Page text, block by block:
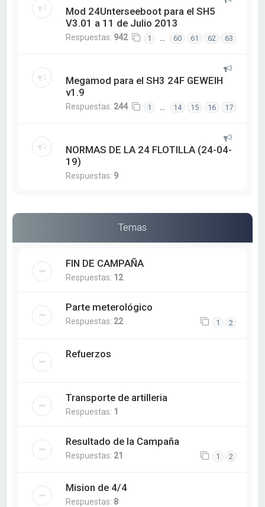
Mod 24Unterseeboot para el SH5
V3.01 a 11 de Julio 2013
Respuestas: 942 1 … 60 61 62 63
Megamod para el SH3 24F GEWEIH
v1.9
Respuestas: 244 1 … 14 15 16 17
NORMAS DE LA 24 FLOTILLA (24-04-
19)
Respuestas: 9
Temas
FIN DE CAMPAÑA
Respuestas: 12
Parte meterológico
Respuestas: 22 1 2
Refuerzos
Transporte de artilleria
Respuestas: 1
Resultado de la Campaña
Respuestas: 21 1 2
Mision de 4/4
Respuestas: 8